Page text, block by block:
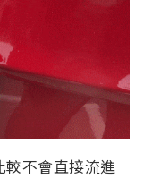
不會直接流進